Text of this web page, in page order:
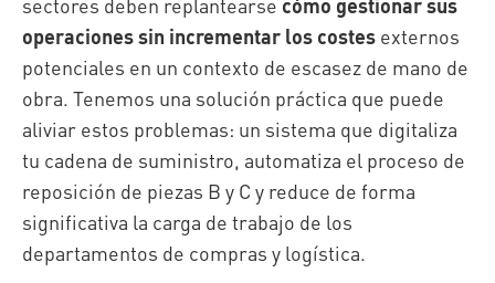
operaciones sin incrementar los costes externos
potenciales en un contexto de escasez de mano de
obra. Tenemos una solución práctica que puede
aliviar estos problemas: un sistema que digitaliza
tu cadena de suministro, automatiza el proceso de
reposición de piezas B y C y reduce de forma
significativa la carga de trabajo de los
departamentos de compras y logística.